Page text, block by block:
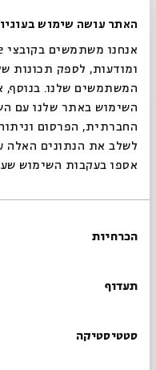
האתר עושה שימוש
ומודעות, לספק תכונות
המשתמשים שלנו. בנוסף,
השימוש באתר שלנו עם
החברתית, הפרסום
לשלב את הנתונים האלה
אספו בעקבות השימוש
הסכמה
הכרחיות
תעדוף
סטטיסטיקה
גיבורי תרבות
מתוך:הגיבורים הנשכחים
סגור